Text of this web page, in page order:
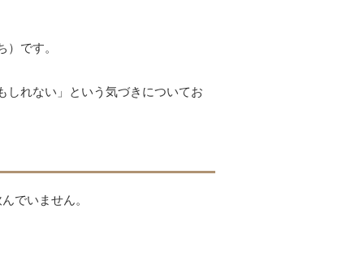
です。
しれない」という気づきについてお
でいません。